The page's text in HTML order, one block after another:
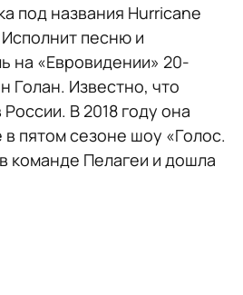
под названия Hurricane
Исполнит песню и
на «Евровидении» 20-
Голан. Известно, что
России. В 2018 году она
в пятом сезоне шоу «Голос.
команде Пелагеи и дошла